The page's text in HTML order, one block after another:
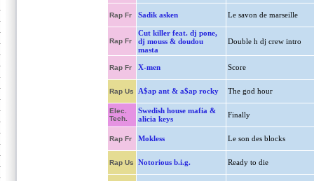
Rap Fr Sadik asken Le savon de marseille
Rap Fr
Cut killer feat. dj pone,
dj mouss & doudou
masta
Double h dj crew intro
Rap Fr X-men Score
Rap Us A$ap ant & a$ap rocky The god hour
Elec.
Tech.
Swedish house mafia &
alicia keys
Finally
Rap Fr Mokless Le son des blocks
Rap Us Notorious b.i.g. Ready to die